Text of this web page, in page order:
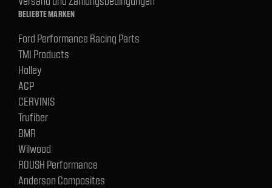
BELIEBTE MARKEN
Ford Performance Racing Parts
TMI Products
Holley
ACP
CERVINIS
Trufiber
BMR
Wilwood
ROUSH Performance
Anderson Composites